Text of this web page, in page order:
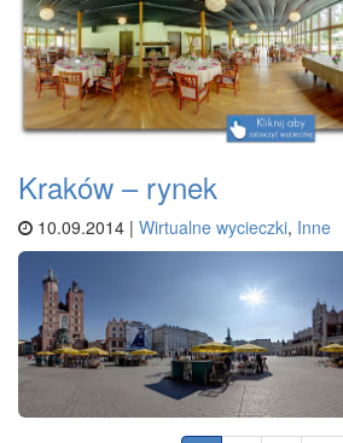
Kraków – rynek
10.09.2014 | Wirtualne wycieczki, Inne